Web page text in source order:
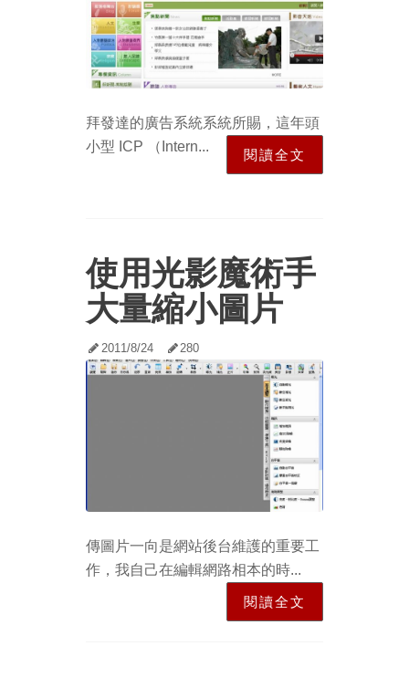
拜發達的廣告系統系統所賜，這年頭
小型 ICP （Intern...
閱讀全文
使用光影魔術手
大量縮小圖片
2011/8/24 280
傳圖片一向是網站後台維護的重要工
作，我自己在編輯網路相本的時...
閱讀全文